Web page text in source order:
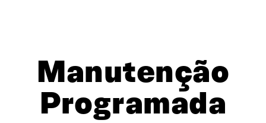
Manutenção
Programada